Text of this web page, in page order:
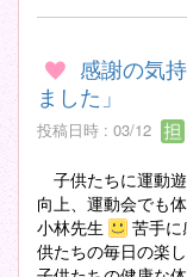
感謝の気
ました」
投稿日時 : 03/12
子供たちに運動
向上、運動会でも
小林先生
苦手に
供たちの毎日の楽